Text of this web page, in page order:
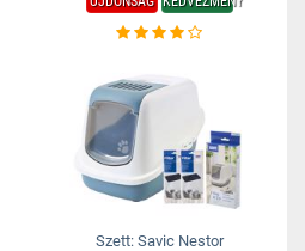
Szett: Savic Nestor